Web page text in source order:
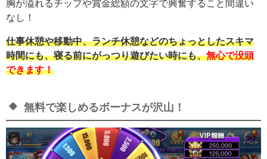
胸が溢れるチップや賞金総額の文字で興奮すること間違い
なし！
仕事休憩や移動中、ランチ休憩などのちょっとしたスキマ
時間にも、寝る前にがっつり遊びたい時にも、無心で没頭
できます！
無料で楽しめるボーナスが沢山！